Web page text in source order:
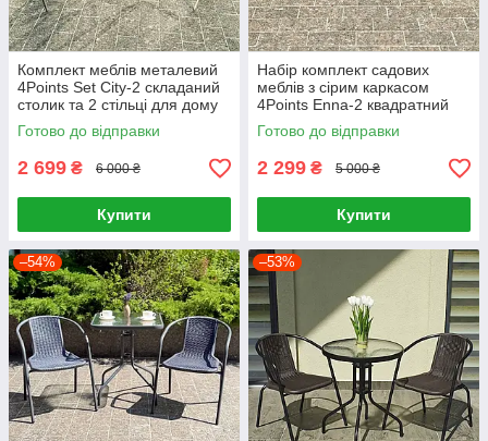
Комплект меблів металевий
4Points Set City-2 складаний
столик та 2 стільці для дому
дачі саду балкону тераси
кафе Тауп
Готово до відправки
2 699 ₴ 6 000 ₴
Купити
Набір комплект садових
меблів з сірим каркасом
4Points Enna-2 квадратний
стіл і 2 крісла з ротанга для
саду кафе Чорний
Готово до відправки
2 299 ₴ 5 000 ₴
Купити
–54% –53%